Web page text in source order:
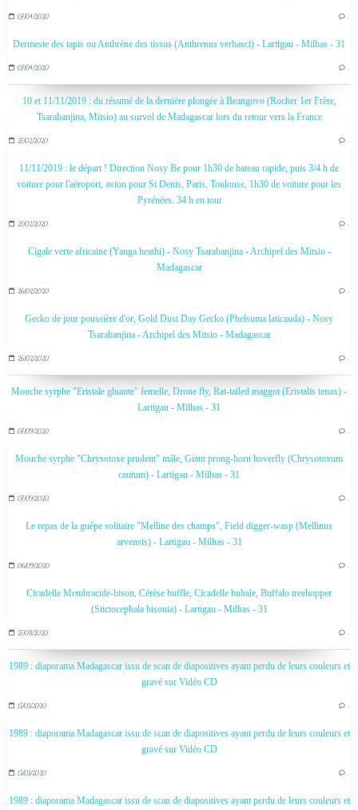
07/04/2020 …
Dermeste des tapis ou Anthrène des tissus (Anthrenus verbasci) - Lartigau - Milhas - 31
07/04/2020 …
10 et 11/11/2019 : du résumé de la dernière plongée à Beangovo (Rocher 1er Frère,
Tsarabanjina, Mitsio) au survol de Madagascar lors du retour vers la France
27/02/2020 …
11/11/2019 : le départ ! Direction Nosy Be pour 1h30 de bateau rapide, puis 3/4 h de
voiture pour l'aéroport, avion pour St Denis, Paris, Toulouse, 1h30 de voiture pour les
Pyrénées. 34 h en tout
27/02/2020 …
Cigale verte africaine (Yanga heathi) - Nosy Tsarabanjina - Archipel des Mitsio -
Madagascar
26/02/2020 …
Gecko de jour poussière d'or, Gold Dust Day Gecko (Phelsuma laticauda) - Nosy
Tsarabanjina - Archipel des Mitsio - Madagascar
26/02/2020 …
Mouche syrphe "Eristale gluante" femelle, Drone fly, Rat-tailed maggot (Eristalis tenax) -
Lartigau - Milhas - 31
07/09/2020 …
Mouche syrphe "Chrysotoxe prudent" mâle, Giant prong-horn hoverfly (Chrysotoxum
cautum) - Lartigau - Milhas - 31
07/09/2020 …
Le repas de la guêpe solitaire "Melline des champs", Field digger-wasp (Mellinus
arvensis) - Lartigau - Milhas - 31
06/09/2020 …
Cicadelle Membracide-bison, Cérèse buffle, Cicadelle bubale, Buffalo treehopper
(Stictocephala bisonia) - Lartigau - Milhas - 31
27/08/2020 …
1989 : diaporama Madagascar issu de scan de diapositives ayant perdu de leurs couleurs et
gravé sur Vidéo CD
15/03/2020 …
1989 : diaporama Madagascar issu de scan de diapositives ayant perdu de leurs couleurs et
gravé sur Vidéo CD
15/03/2020 …
1989 : diaporama Madagascar issu de scan de diapositives ayant perdu de leurs couleurs et